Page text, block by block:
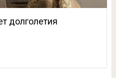
долголетия